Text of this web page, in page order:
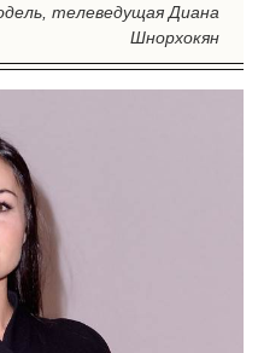
телеведущая Диана
Шнорхокян